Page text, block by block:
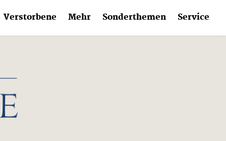
Verstorbene Mehr Sonderthemen Service